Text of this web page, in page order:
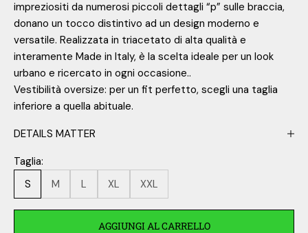
impreziositi da numerosi piccoli dettagli “p” sulle braccia,
donano un tocco distintivo ad un design moderno e
versatile. Realizzata in triacetato di alta qualità e
interamente Made in Italy, è la scelta ideale per un look
urbano e ricercato in ogni occasione..
Vestibilità oversize: per un fit perfetto, scegli una taglia
inferiore a quella abituale.
DETAILS MATTER
Taglia:
S
M L XL XXL
AGGIUNGI AL CARRELLO